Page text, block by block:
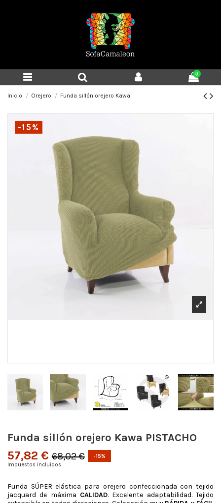
0
Inicio Orejero Funda sillón orejero Kawa
-15%
Funda sillón orejero Kawa PISTACHO
57,82 € 68,02 €
-15%
Impuestos incluidos
Funda SÚPER elástica para orejero confeccionada con tejido
jacquard de máxima CALIDAD. Excelente adaptabilidad. Tejido